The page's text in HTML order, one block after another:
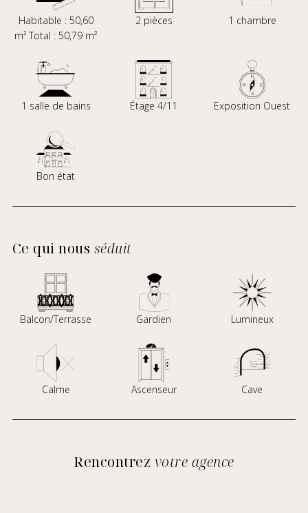
Habitable : 50,60
m² Total : 50,79 m²
2 pièces 1 chambre
1 salle de bains Étage 4/11 Exposition Ouest
Bon état
Ce qui nous séduit
Balcon/Terrasse Gardien Lumineux
Calme Ascenseur Cave
Rencontrez votre agence